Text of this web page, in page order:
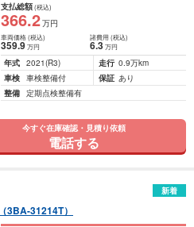
支払総額(税込)
366.2万円
車両価格(税込)
359.9万円
諸費用 (税込)
6.3 万円
年式 2021(R3) 走行 0.9万km
車検 車検整備付 保証 あり
整備 定期点検整備有
今すぐ在庫確認・見積り依頼
電話する
新着
（3BA-31214T）